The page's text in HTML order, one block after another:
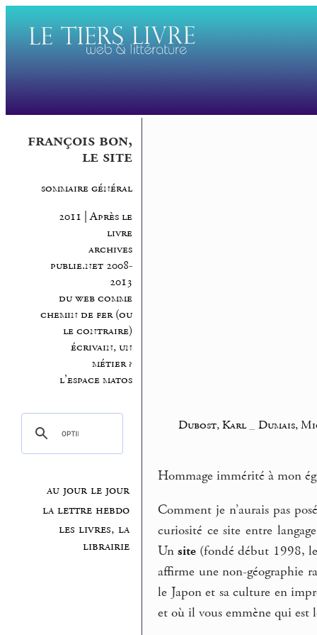
françois bon,
le site
sommaire général
2011 | Après le
livre
archives
publie.net 2008-
2013
du web comme
chemin de fer (ou
le contraire)
écrivain, un
métier ?
l’espace matos
au jour le jour
la lettre hebdo
les livres, la
librairie
Dubost, Karl Dumais,
Hommage immérité à mon
Comment je n’aurais pas
curiosité ce site entre
Unsite (fondé début 1998,
affirme une non-géographie
le Japon et sa culture en
et où il vous emmène qui est